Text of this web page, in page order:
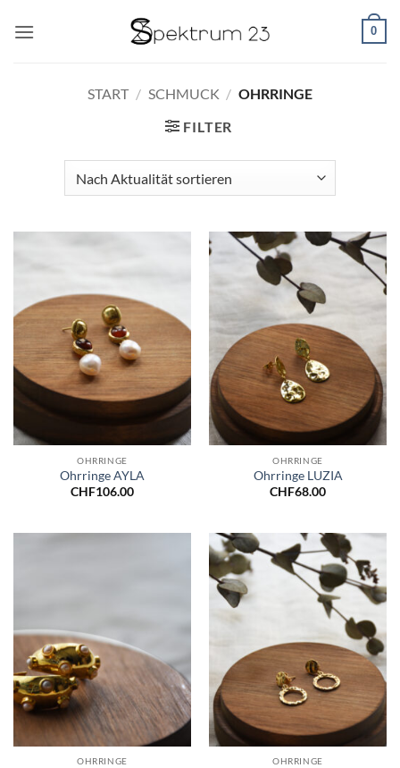
Inhalt
0
START / SCHMUCK / OHRRINGE
FILTER
OHRRINGE
Ohrringe AYLA
CHF106.00
OHRRINGE
Ohrringe LUZIA
CHF68.00
OHRRINGE OHRRINGE